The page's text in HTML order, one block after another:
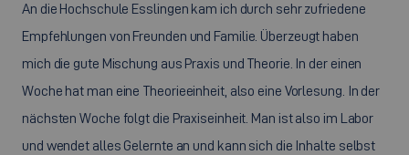
An die Hochschule Esslingen kam ich durch sehr zufriedene
Empfehlungen von Freunden und Familie. Überzeugt haben
mich die gute Mischung aus Praxis und Theorie. In der einen
Woche hat man eine Theorieeinheit, also eine Vorlesung. In der
nächsten Woche folgt die Praxiseinheit. Man ist also im Labor
und wendet alles Gelernte an und kann sich die Inhalte selbst